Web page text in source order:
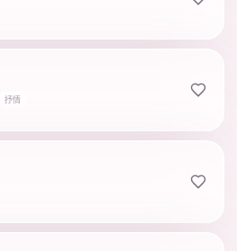
抒情